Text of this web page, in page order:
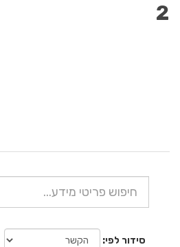
2
סידור לפי